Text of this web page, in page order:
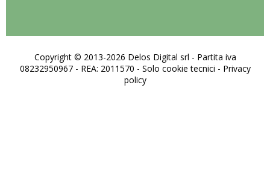
Copyright © 2013-2026 Delos Digital srl - Partita iva
08232950967 - REA: 2011570 - Solo cookie tecnici - Privacy
policy